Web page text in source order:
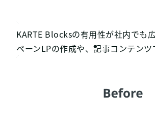
KARTE Blocksの有用性が社内でも
ペーンLPの作成や、記事コンテン